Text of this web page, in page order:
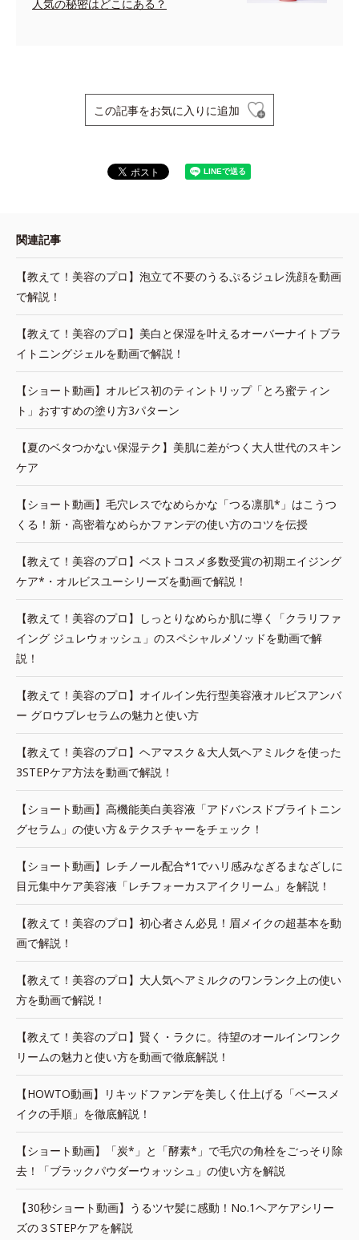
人気の秘密はどこにある？
この記事をお気に入りに追加
関連記事
【教えて！美容のプロ】泡立て不要のうるぷるジュレ洗顔を動画
で解説！
【教えて！美容のプロ】美白と保湿を叶えるオーバーナイトブラ
イトニングジェルを動画で解説！
【ショート動画】オルビス初のティントリップ「とろ蜜ティン
ト」おすすめの塗り方3パターン
【夏のベタつかない保湿テク】美肌に差がつく大人世代のスキン
ケア
【ショート動画】毛穴レスでなめらかな「つる凛肌*」はこうつ
くる！新・高密着なめらかファンデの使い方のコツを伝授
【教えて！美容のプロ】ベストコスメ多数受賞の初期エイジング
ケア*・オルビスユーシリーズを動画で解説！
【教えて！美容のプロ】しっとりなめらか肌に導く「クラリファ
イング ジュレウォッシュ」のスペシャルメソッドを動画で解
説！
【教えて！美容のプロ】オイルイン先行型美容液オルビスアンバ
ー グロウプレセラムの魅力と使い方
【教えて！美容のプロ】ヘアマスク＆大人気ヘアミルクを使った
3STEPケア方法を動画で解説！
【ショート動画】高機能美白美容液「アドバンスドブライトニン
グセラム」の使い方＆テクスチャーをチェック！
【ショート動画】レチノール配合*1でハリ感みなぎるまなざしに
目元集中ケア美容液「レチフォーカスアイクリーム」を解説！
【教えて！美容のプロ】初心者さん必見！眉メイクの超基本を動
画で解説！
【教えて！美容のプロ】大人気ヘアミルクのワンランク上の使い
方を動画で解説！
【教えて！美容のプロ】賢く・ラクに。待望のオールインワンク
リームの魅力と使い方を動画で徹底解説！
【HOWTO動画】リキッドファンデを美しく仕上げる「ベースメ
イクの手順」を徹底解説！
【ショート動画】「炭*」と「酵素*」で毛穴の角栓をごっそり除
去！「ブラックパウダーウォッシュ」の使い方を解説
【30秒ショート動画】うるツヤ髪に感動！No.1ヘアケアシリー
ズの３STEPケアを解説